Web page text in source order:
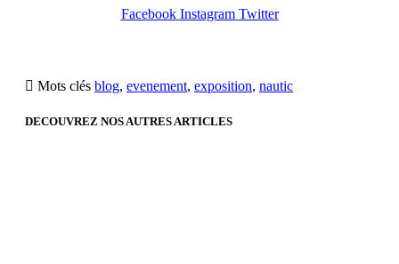
Facebook Instagram Twitter
 Mots clés blog, evenement, exposition, nautic
DECOUVREZ NOS AUTRES ARTICLES